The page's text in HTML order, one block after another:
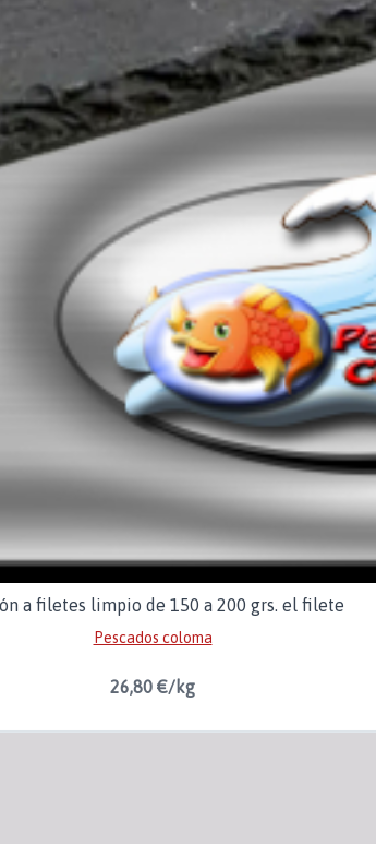
a filetes limpio de 150 a 200 grs. el filete
Pescados coloma
26,80 €/kg